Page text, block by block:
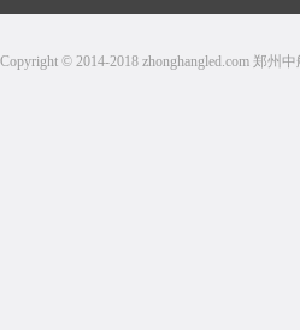
Copyright © 2014-2018 zhonghangled.com 郑州